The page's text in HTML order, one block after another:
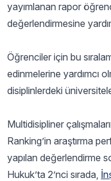
yayımlanan rapor
değerlendirmesine
Öğrenciler için bu
edinmelerine yardımcı
disiplinlerdeki
Multidisipliner
Ranking’in araştırma
yapılan değerlendirme
Hukuk’ta 2’nci sırada,